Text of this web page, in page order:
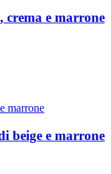
e marrone
beige e marrone